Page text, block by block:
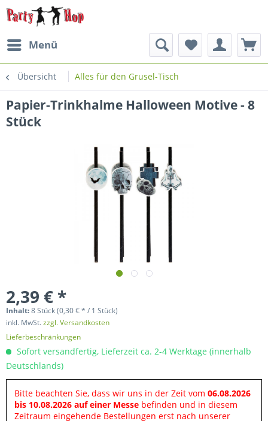
Menü
Übersicht Alles für den Grusel-Tisch
Papier-Trinkhalme Halloween Motive - 8
Stück
2,39 € *
Inhalt:8 Stück (0,30 € * / 1 Stück)
inkl. MwSt.zzgl. Versandkosten
Lieferbeschränkungen
Sofort versandfertig, Lieferzeit ca. 2-4 Werktage (innerhalb
Deutschlands)
Bitte beachten Sie, dass wir uns in der Zeit vom 06.08.2026
bis 10.08.2026 auf einer Messe befinden und in diesem
Zeitraum eingehende Bestellungen erst nach unserer